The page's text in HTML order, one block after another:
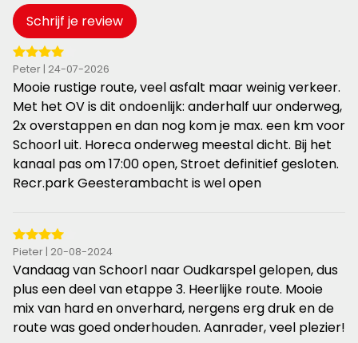
Schrijf je review
4
van
de
5
sterren
Peter | 24-07-2026
Mooie rustige route, veel asfalt maar weinig verkeer.
Met het OV is dit ondoenlijk: anderhalf uur onderweg,
2x overstappen en dan nog kom je max. een km voor
Schoorl uit. Horeca onderweg meestal dicht. Bij het
kanaal pas om 17:00 open, Stroet definitief gesloten.
Recr.park Geesterambacht is wel open
4
van
de
5
sterren
Pieter | 20-08-2024
Vandaag van Schoorl naar Oudkarspel gelopen, dus
plus een deel van etappe 3. Heerlijke route. Mooie
mix van hard en onverhard, nergens erg druk en de
route was goed onderhouden. Aanrader, veel plezier!